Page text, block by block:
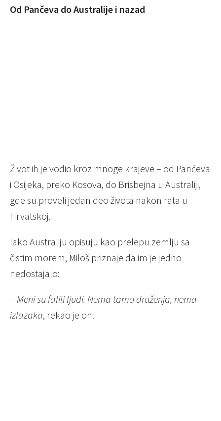
Od Pančeva do Australije i nazad
Život ih je vodio kroz mnoge krajeve – od Pančeva
i Osijeka, preko Kosova, do Brisbejna u Australiji,
gde su proveli jedan deo života nakon rata u
Hrvatskoj.
Iako Australiju opisuju kao prelepu zemlju sa
čistim morem, Miloš priznaje da im je jedno
nedostajalo:
– Meni su falili ljudi. Nema tamo druženja, nema
izlazaka, rekao je on.